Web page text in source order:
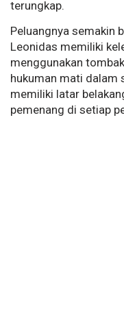
terungkap.
Peluangnya semakin
Leonidas memiliki
menggunakan
hukuman mati dalam
memiliki latar
pemenang di setiap